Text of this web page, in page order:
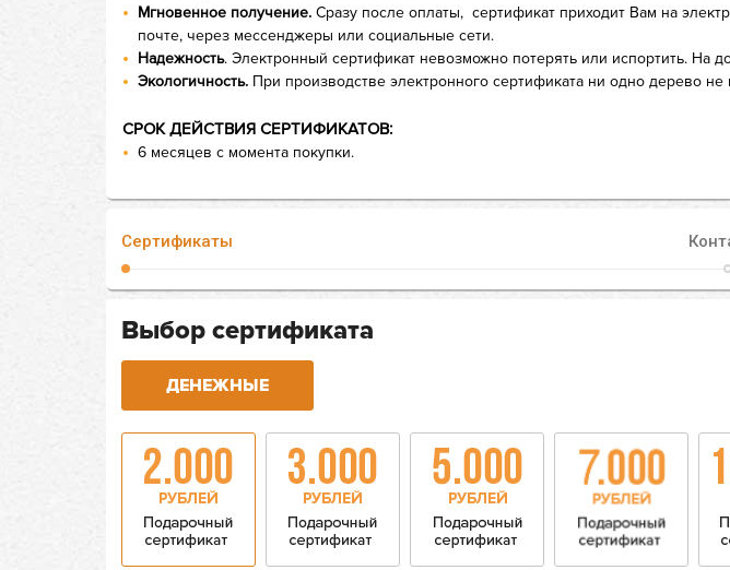
Мгновенное получение. Сразу после оплаты, сертификат приходит Вам на
почте, через мессенджеры или социальные сети.
Надежность. Электронный сертификат невозможно потерять или испортить. На
Экологичность. При производстве электронного сертификата ни одно дерево не
СРОК ДЕЙСТВИЯ СЕРТИФИКАТОВ:
6 месяцев с момента покупки.
Сертификаты
Выбор сертификата
ДЕНЕЖНЫЕ